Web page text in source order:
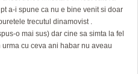
a-i spune ca nu e bine venit si doar
trecutul dinamovist .
o mai sus) dar cine sa simta la fel
cu ceva ani habar nu aveau